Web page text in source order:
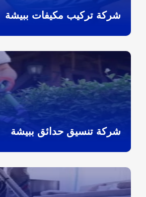
شركة تركيب مكيفات ببيشة
شركة تنسيق حدائق ببيشة